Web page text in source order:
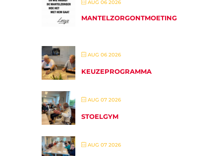
AUG 06 2026
MANTELZORGONTMOETING
AUG 06 2026
KEUZEPROGRAMMA
AUG 07 2026
STOELGYM
AUG 07 2026